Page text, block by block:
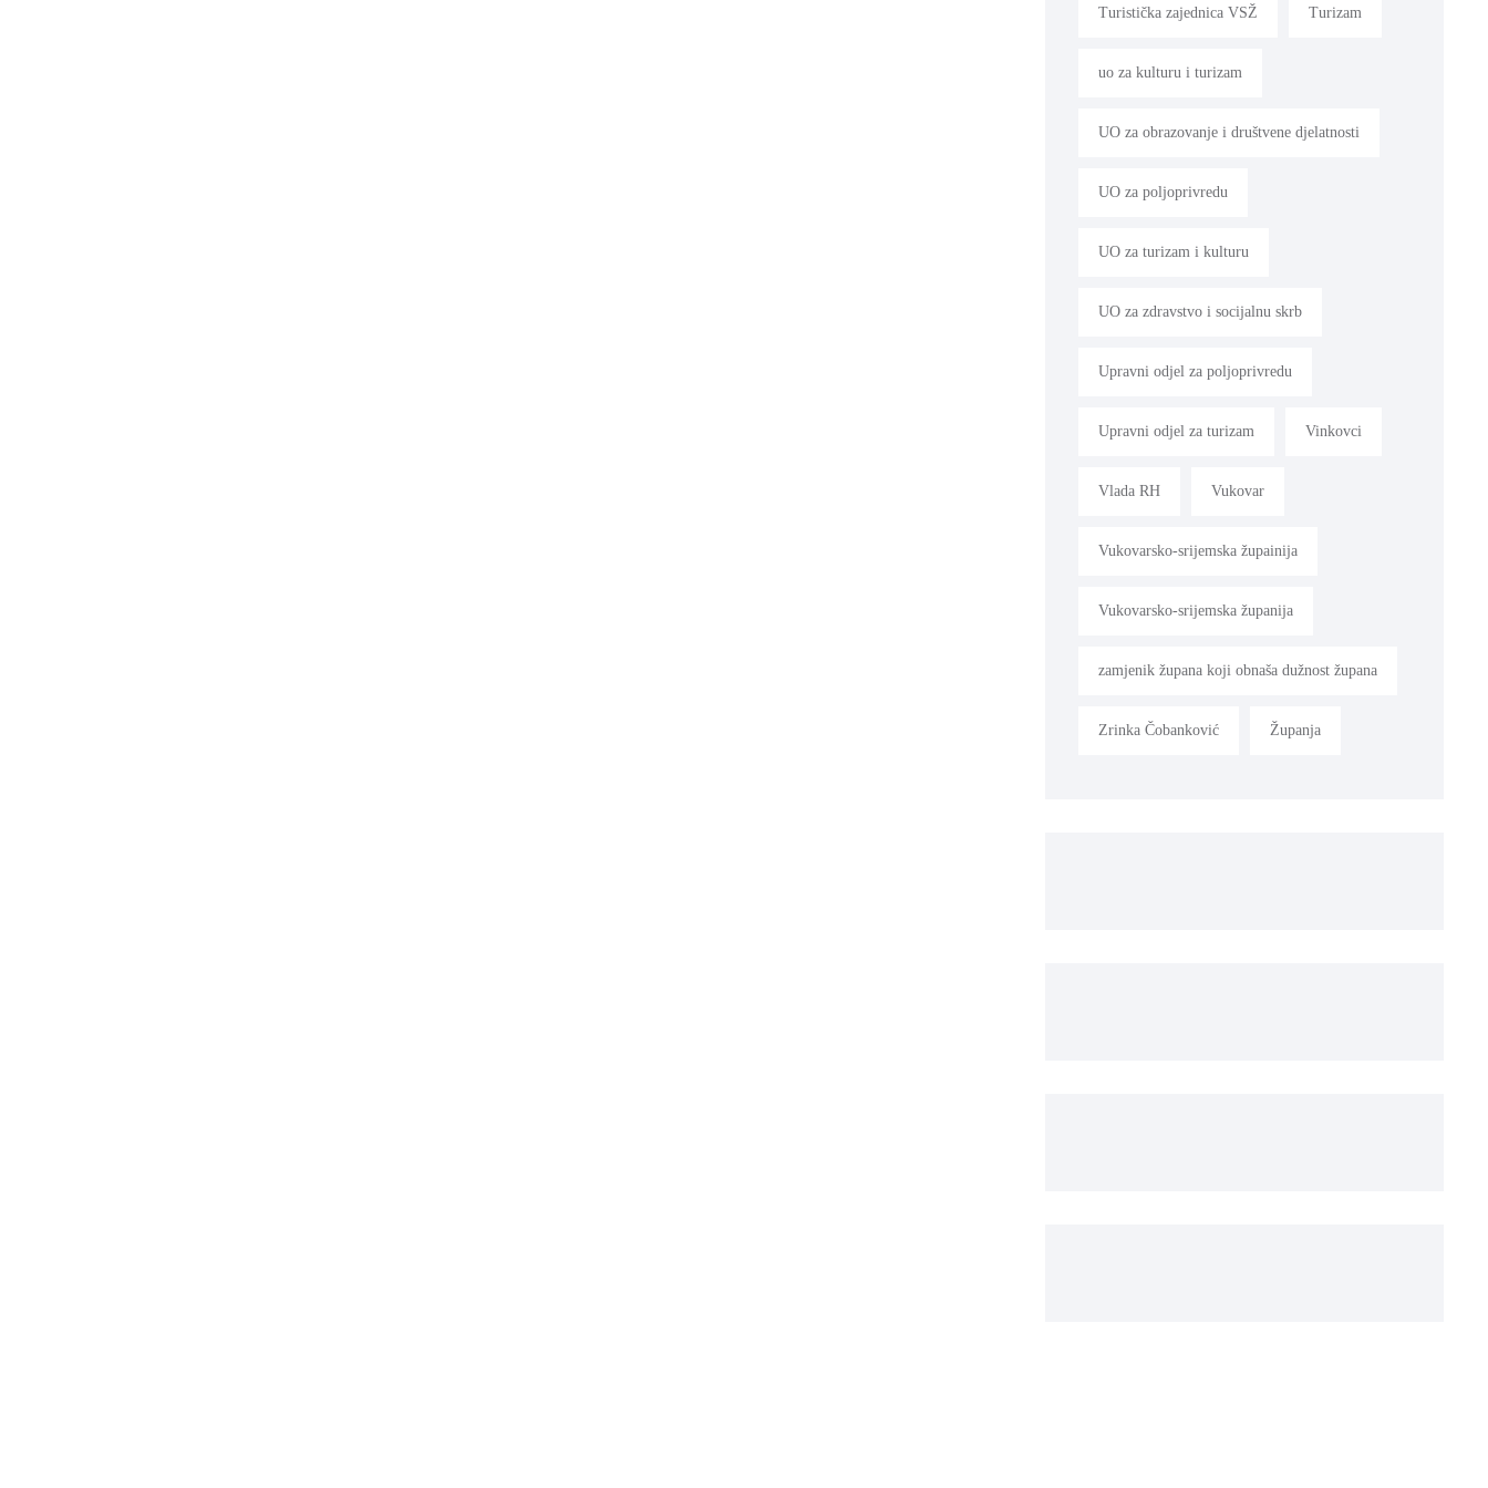
Turistička zajednica VSŽ Turizam
uo za kulturu i turizam
UO za obrazovanje i društvene djelatnosti
UO za poljoprivredu
UO za turizam i kulturu
UO za zdravstvo i socijalnu skrb
Upravni odjel za poljoprivredu
Upravni odjel za turizam Vinkovci
Vlada RH Vukovar
Vukovarsko-srijemska župainija
Vukovarsko-srijemska županija
zamjenik župana koji obnaša dužnost župana
Zrinka Čobanković Županja